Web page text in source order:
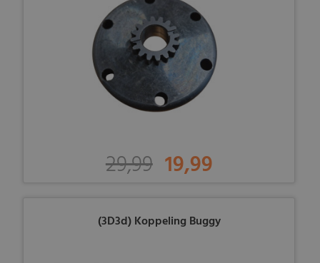
29,99 19,99
(3D3d) Koppeling Buggy